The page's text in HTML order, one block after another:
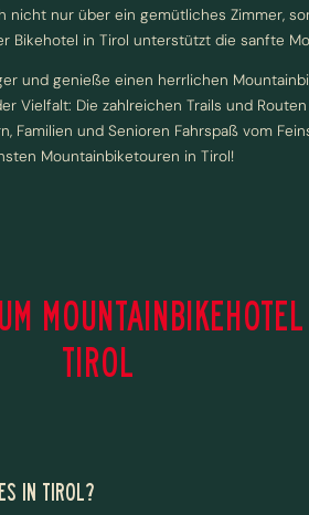
nicht nur über ein gemütliches Zimmer,
Bikehotel in Tirol unterstützt die sanfte
und genieße einen herrlichen
Vielfalt: Die zahlreichen Trails und
Familien und Senioren Fahrspaß vom
Mountainbiketouren in Tirol!
TIROL
IN TIROL?